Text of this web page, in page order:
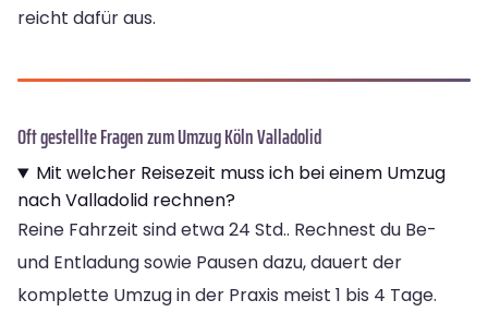
reicht dafür aus.
Oft gestellte Fragen zum Umzug Köln Valladolid
Mit welcher Reisezeit muss ich bei einem Umzug
nach Valladolid rechnen?
Reine Fahrzeit sind etwa 24 Std.. Rechnest du Be-
und Entladung sowie Pausen dazu, dauert der
komplette Umzug in der Praxis meist 1 bis 4 Tage.